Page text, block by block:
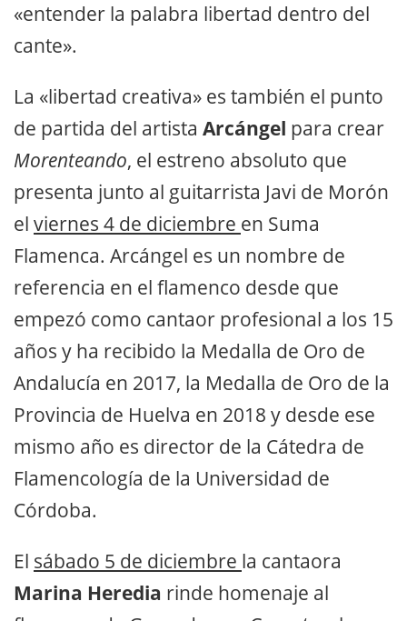
«entender la palabra libertad dentro del
cante».
La «libertad creativa» es también el punto
de partida del artista Arcángel para crear
Morenteando, el estreno absoluto que
presenta junto al guitarrista Javi de Morón
el viernes 4 de diciembre en Suma
Flamenca. Arcángel es un nombre de
referencia en el flamenco desde que
empezó como cantaor profesional a los 15
años y ha recibido la Medalla de Oro de
Andalucía en 2017, la Medalla de Oro de la
Provincia de Huelva en 2018 y desde ese
mismo año es director de la Cátedra de
Flamencología de la Universidad de
Córdoba.
El sábado 5 de diciembre la cantaora
Marina Heredia rinde homenaje al